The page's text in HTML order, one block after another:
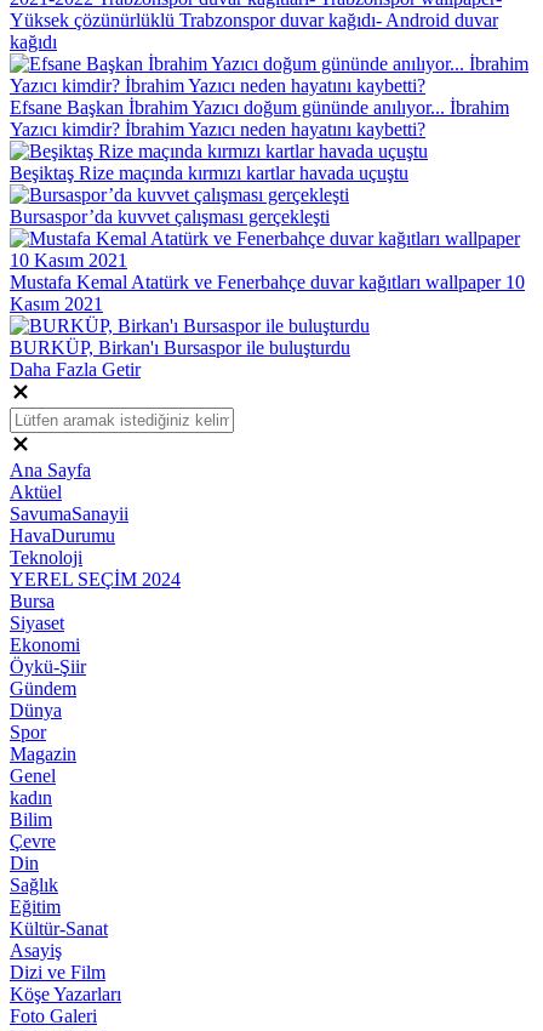
Yüksek çözünürlüklü Trabzonspor duvar kağıdı- Android duvar
kağıdı
Efsane Başkan İbrahim Yazıcı doğum gününde anılıyor... İbrahim
Yazıcı kimdir? İbrahim Yazıcı neden hayatını kaybetti?
Beşiktaş Rize maçında kırmızı kartlar havada uçuştu
Bursaspor’da kuvvet çalışması gerçekleşti
Mustafa Kemal Atatürk ve Fenerbahçe duvar kağıtları wallpaper 10
Kasım 2021
BURKÜP, Birkan'ı Bursaspor ile buluşturdu
Daha Fazla Getir
Ana Sayfa
Aktüel
SavumaSanayii
HavaDurumu
Teknoloji
YEREL SEÇİM 2024
Bursa
Siyaset
Ekonomi
Öykü-Şiir
Gündem
Dünya
Spor
Magazin
Genel
kadın
Bilim
Çevre
Din
Sağlık
Eğitim
Kültür-Sanat
Asayiş
Dizi ve Film
Köşe Yazarları
Foto Galeri